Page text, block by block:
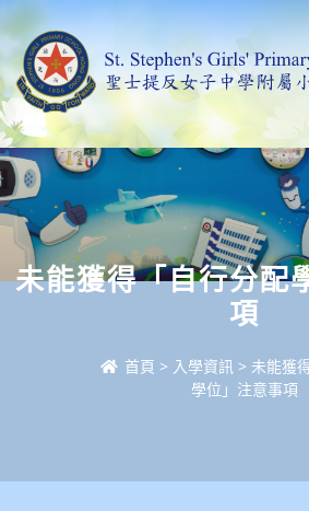
未能獲得「自行分配
項
首頁 > 入學資訊 > 未能獲
學位」注意事項